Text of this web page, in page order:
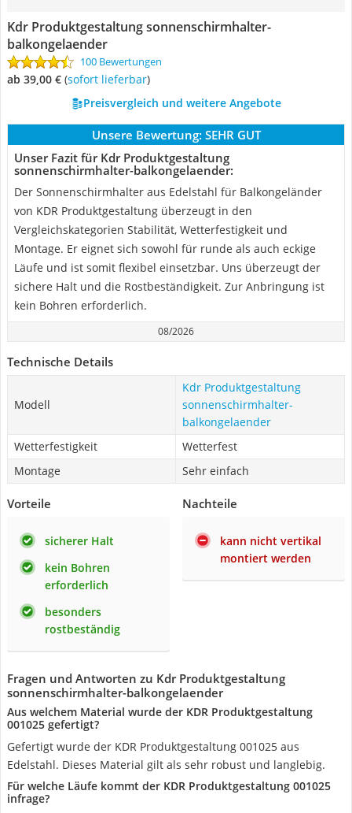
Kdr Produktgestaltung sonnenschirmhalter-
balkongelaender
100 Bewertungen
ab 39,00 € ( Sofort lieferbar)
Preisvergleich und weitere Angebote
Unsere Bewertung: SEHR GUT
Unser Fazit für Kdr Produktgestaltung
sonnenschirmhalter-balkongelaender:
Der Sonnenschirmhalter aus Edelstahl für Balkongeländer
von KDR Produktgestaltung überzeugt in den
Vergleichskategorien Stabilität, Wetterfestigkeit und
Montage. Er eignet sich sowohl für runde als auch eckige
Läufe und ist somit flexibel einsetzbar. Uns überzeugt der
sichere Halt und die Rostbeständigkeit. Zur Anbringung ist
kein Bohren erforderlich.
08/2026
Technische Details
Modell
Kdr Produktgestaltung
sonnenschirmhalter-
balkongelaender
Wetterfestigkeit
Wetterfest
Montage
Sehr einfach
Vorteile
sicherer Halt
kein Bohren
erforderlich
besonders
rostbeständig
Nachteile
kann nicht vertikal
montiert werden
Fragen und Antworten zu Kdr Produktgestaltung
sonnenschirmhalter-balkongelaender
Aus welchem Material wurde der KDR Produktgestaltung
001025 gefertigt?
Gefertigt wurde der KDR Produktgestaltung 001025 aus
Edelstahl. Dieses Material gilt als sehr robust und langlebig.
Für welche Läufe kommt der KDR Produktgestaltung 001025
infrage?